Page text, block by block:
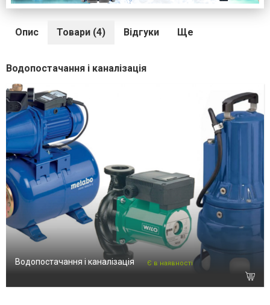
Опис Товари (4) Відгуки Ще
Водопостачання і каналізація
Водопостачання і каналізація Є в наявності